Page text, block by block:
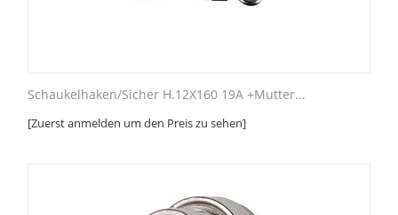
Schaukelhaken/Sicher H.12X160 19A +Mutter...
[Zuerst anmelden um den Preis zu sehen]